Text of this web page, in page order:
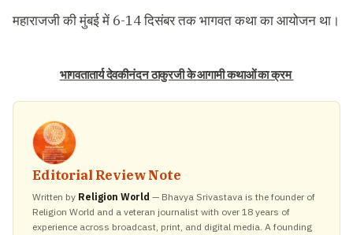
महाराजजी की मुंबई में 6-14 दिसंबर तक भागवत कथा का आयोजन था।
भागवतातार्य देवकीनंदन ठाकुरजी के आगामी कथाओं का क्रम
Editorial Review Note
Written by Religion World — Bhavya Srivastava is the founder of
Religion World and a veteran journalist with over 18 years of
experience across broadcast, print, and digital media. A founding